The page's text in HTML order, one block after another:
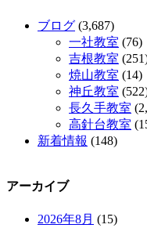
ブログ (3,687)
一社教室 (76)
吉根教室
焼山教室 (14)
神丘教室
長久手教室
高針台教室
新着情報 (148)
アーカイブ
2026年8月 (15)